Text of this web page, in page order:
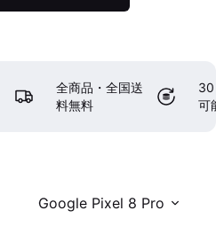
全商品・全国送
料無料
30
可
Google Pixel 8 Pro